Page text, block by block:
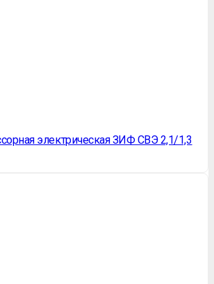
электрическая ЗИФ СВЭ 2,1/1,3